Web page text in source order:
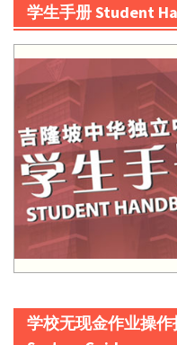
学生手册 Student
学校无现金作业操作